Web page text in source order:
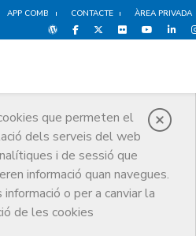
APP COMB CONTACTE ÀREA PRIVADA
que permeten el
dels serveis del web
i de sessió que
informació quan navegues.
informació o per a canviar la
de les cookies
Mèdica: “La medicina més enllà